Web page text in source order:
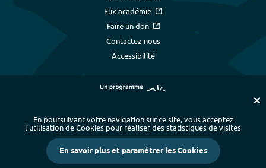
Elix académie
Faire un don
Contactez-nous
Accessibilité
Plan du site - Index alphabétique
-
Mentions légales et données personnelles
- Paramétrer les cookies
Crédits
En poursuivant votre navigation sur ce site, vous acceptez
l’utilisation de Cookies pour réaliser des statistiques de visites
En savoir plus et paramétrer les Cookies